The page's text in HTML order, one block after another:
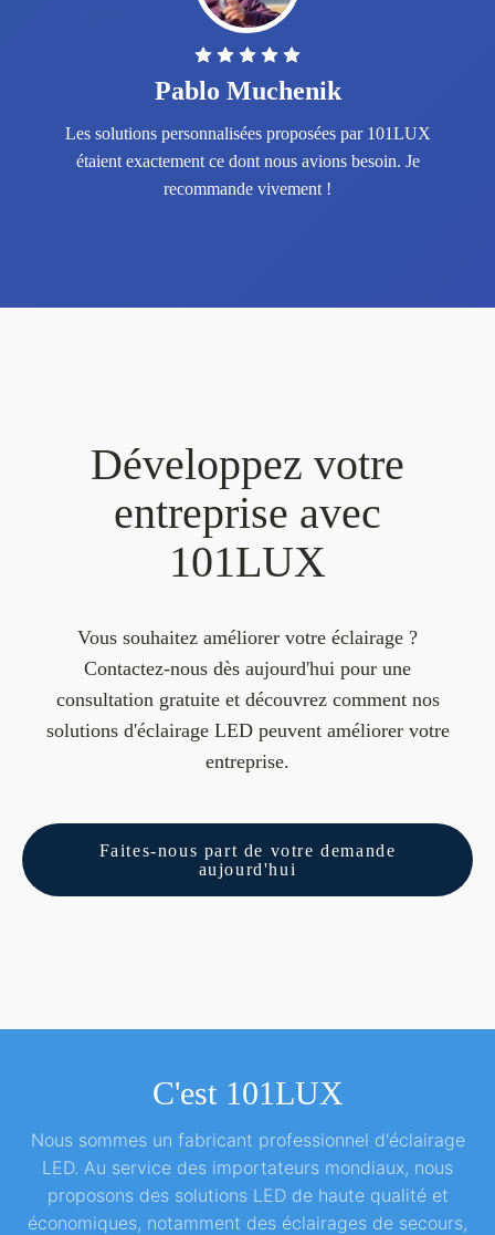
Pablo Muchenik
Les solutions personnalisées proposées par 101LUX
étaient exactement ce dont nous avions besoin. Je
recommande vivement !
Développez votre
entreprise avec
101LUX
Vous souhaitez améliorer votre éclairage ?
Contactez-nous dès aujourd'hui pour une
consultation gratuite et découvrez comment nos
solutions d'éclairage LED peuvent améliorer votre
entreprise.
Faites-nous part de votre demande
aujourd'hui
C'est 101LUX
Nous sommes un fabricant professionnel d'éclairage
LED. Au service des importateurs mondiaux, nous
proposons des solutions LED de haute qualité et
économiques, notamment des éclairages de secours,